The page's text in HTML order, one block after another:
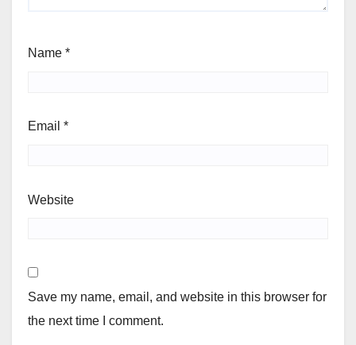
Name *
Email *
Website
Save my name, email, and website in this browser for
the next time I comment.